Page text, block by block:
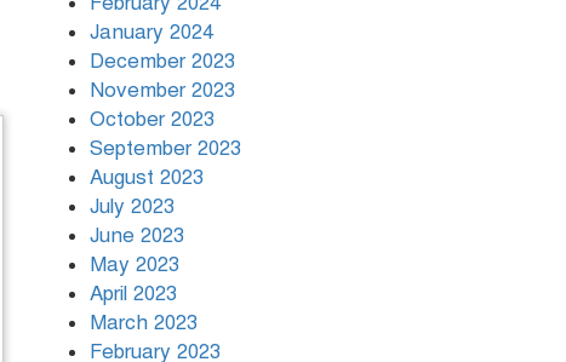
January 2024
December 2023
November 2023
October 2023
September 2023
August 2023
July 2023
June 2023
May 2023
April 2023
March 2023
February 2023